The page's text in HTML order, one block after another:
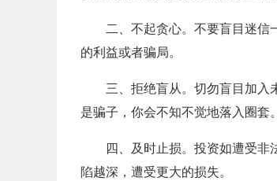
二、不起贪心。不要盲目迷信
的利益或者骗局。
三、拒绝盲从。切勿盲目加入
是骗子，你会不知不觉地落入圈套。
四、及时止损。投资如遭受
陷越深，遭受更大的损失。